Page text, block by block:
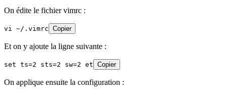
On édite le fichier vimrc :
vi ~/.vimrc Copier
Et on y ajoute la ligne suivante :
set ts=2 sts=2 sw=2 et Copier
On applique ensuite la configuration :